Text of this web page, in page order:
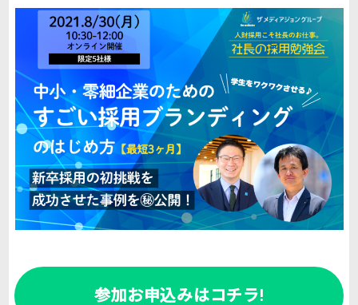
参加お申込みはコチラ!